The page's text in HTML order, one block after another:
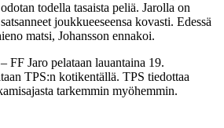
todella tasaista peliä. Jarolla on
joukkueeseensa kovasti. Edessä
matsi, Johansson ennakoi.
FF Jaro pelataan lauantaina 19.
TPS:n kotikentällä. TPS tiedottaa
tarkemmin myöhemmin.